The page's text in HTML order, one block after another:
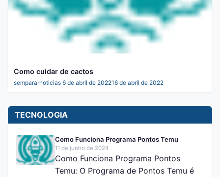
Como cuidar de cactos
sempararnoticias 6 de abril de 202216 de abril de 2022
TECNOLOGIA
Como Funciona Programa Pontos Temu
11 de junho de 2024
Como Funciona Programa Pontos
Temu: O Programa de Pontos Temu é